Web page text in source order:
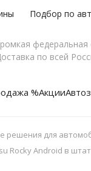
Подбор по
федеральная
по всей
%Акции
решения для
Rocky Android в